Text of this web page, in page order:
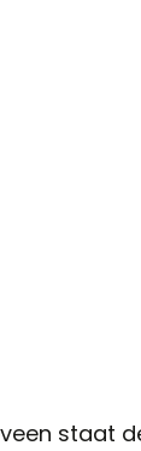
staat